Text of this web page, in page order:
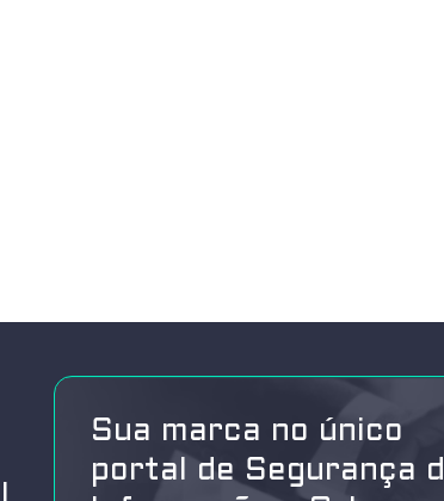
Sua marca no único
portal de Segurança